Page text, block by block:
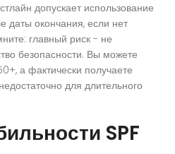
допускает использование
даты окончания, если нет
главный риск - не
безопасности. Вы можете
а фактически получаете
для длительного
SPF